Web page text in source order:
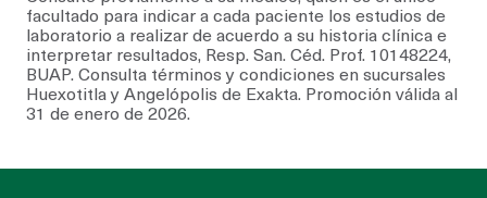
facultado para indicar a cada paciente los estudios de
laboratorio a realizar de acuerdo a su historia clínica e
interpretar resultados, Resp. San. Céd. Prof. 10148224,
BUAP. Consulta términos y condiciones en sucursales
Huexotitla y Angelópolis de Exakta. Promoción válida al
31 de enero de 2026.